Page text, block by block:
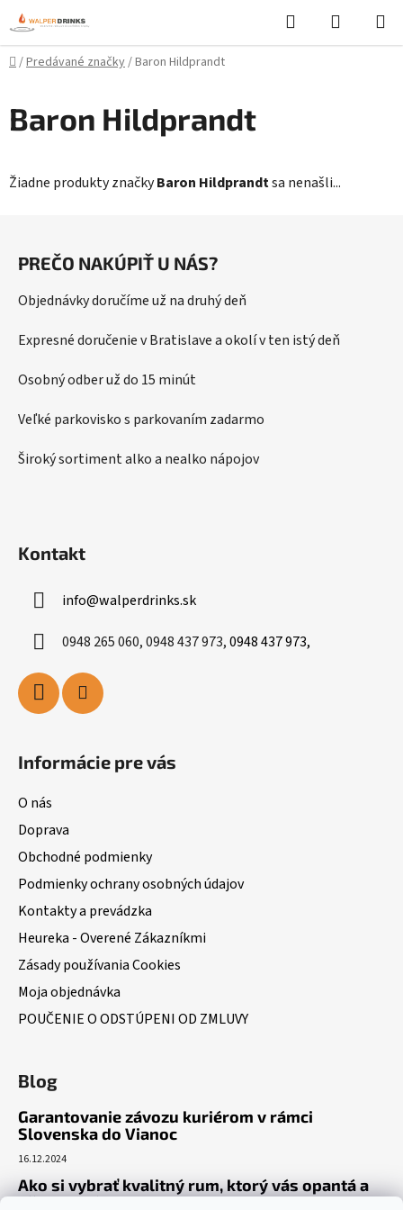
Prejsť
na
obsah
Hľadať
KOŠÍK
Domov
/Predávané značky/Baron Hildprandt
Baron Hildprandt
Žiadne produkty značkyBaron Hildprandtsa nenašli...
PREČO NAKÚPIŤ U NÁS?
Objednávky doručíme už na druhý deň
Expresné doručenie v Bratislave a okolí v ten istý deň
Osobný odber už do 15 minút
Veľké parkovisko s parkovaním zadarmo
Široký sortiment alko a nealko nápojov
Kontakt
info@walperdrinks.sk
0948 265 060, 0948 437 973,0948 437 973,
Informácie pre vás
O nás
Doprava
Obchodné podmienky
Podmienky ochrany osobných údajov
Kontakty a prevádzka
Heureka - Overené Zákazníkmi
Zásady používania Cookies
Moja objednávka
POUČENIE O ODSTÚPENI OD ZMLUVY
Blog
Garantovanie závozu kuriérom v rámci
Slovenska do Vianoc
16.12.2024
Ako si vybrať kvalitný rum, ktorý vás opantá a
už nepustí?